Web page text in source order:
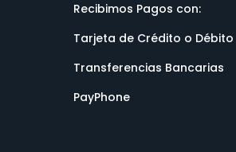
Recibimos Pagos con:
Tarjeta de Crédito o Débito
Transferencias Bancarias
PayPhone